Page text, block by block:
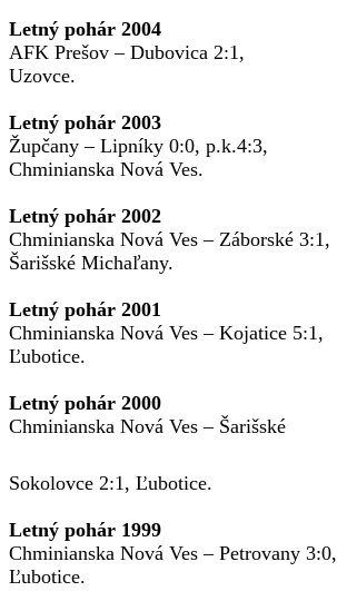
Letný pohár 2004
AFK Prešov – Dubovica 2:1,
Uzovce.
Letný pohár 2003
Župčany – Lipníky 0:0, p.k.4:3,
Chminianska Nová Ves.
Letný pohár 2002
Chminianska Nová Ves – Záborské 3:1,
Šarišské Michaľany.
Letný pohár 2001
Chminianska Nová Ves – Kojatice 5:1,
Ľubotice.
Letný pohár 2000
Chminianska Nová Ves – Šarišské
Sokolovce 2:1, Ľubotice.
Letný pohár 1999
Chminianska Nová Ves – Petrovany 3:0,
Ľubotice.